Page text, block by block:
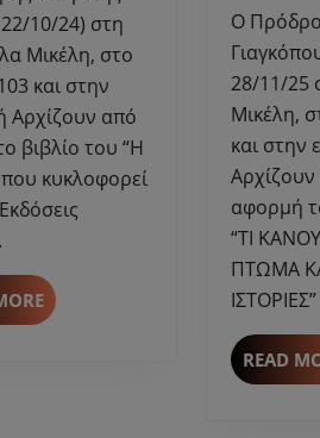
“Η
ΓΕΝΝΑ”
Εκδόσεις
Πατάκη.
10/24) στη
Μικέλη, στο
και στην
Αρχίζουν από
βιβλίο του “Η
κυκλοφορεί
READ
MORE
O Πρόδρομος
28/11/25
Μικέλη,
και στην
Αρχίζουν
αφορμή
“ΤΙ
ΠΤΩΜΑ
ΙΣΤΟΡΙΕΣ”
READ